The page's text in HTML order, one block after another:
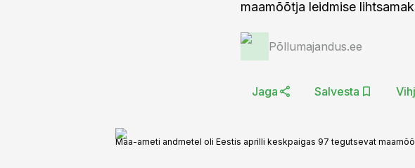
maamõõtja leidmise
Põllumajandus.ee
Jaga Salvesta
Maa-ameti andmetel oli Eestis aprilli keskpaigas 97 tegutsevat